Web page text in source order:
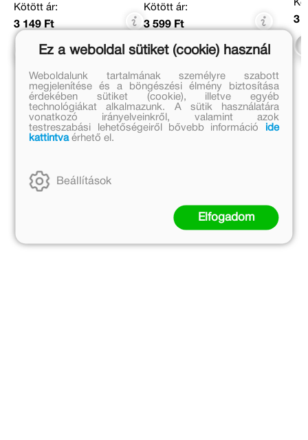
Kötött ár:
3 149 Ft
Kosárba
Kötött ár:
3 599 Ft
Kosárba
3
Ez a weboldal sütiket (cookie) használ
Weboldalunk tartalmának személyre szabott
megjelenítése és a böngészési élmény biztosítása
érdekében sütiket (cookie), illetve egyéb
technológiákat alkalmazunk. A sütik használatára
vonatkozó irányelveinkről, valamint azok
testreszabási lehetőségeiről bővebb információ
ide
kattintvaérhető el.
Beállítások
Elfogadom